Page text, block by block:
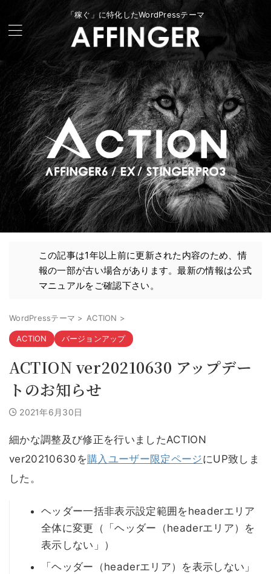
「稼ぐ」に特化したWordPressテーマ
この記事は1年以上前に更新された内容のため、情
報の一部が古い場合があります。最新の情報は公式
マニュアルをご確認下さい。
WordPressテーマ > ACTION >
ACTION バージョンアップ
ACTION ver20210630 アップデー
トのお知らせ
2021年6月30日
細かな調整及び修正を行いましたACTION
ver20210630を購入ユーザー限定ページにUP致しま
した。
ヘッダー一括非表示設定範囲をheaderエリア
全体に変更（「ヘッダー（headerエリア）を
表示しない」）
「ヘッダー（headerエリア）を表示しない」